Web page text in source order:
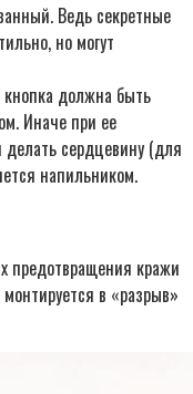
Ведь секретные
но могут
кнопка должна быть
Иначе при ее
делать сердцевину (для
напильником.
предотвращения кражи
в «разрыв»